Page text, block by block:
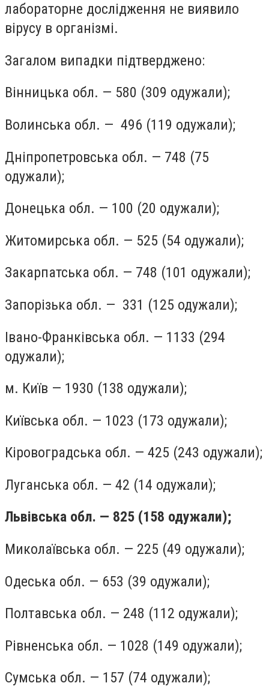
лабораторне дослідження не виявило
вірусу в організмі.
Загалом випадки підтверджено:
Вінницька обл. — 580 (309 одужали);
Волинська обл. — 496 (119 одужали);
Дніпропетровська обл. — 748 (75
одужали);
Донецька обл. — 100 (20 одужали);
Житомирська обл. — 525 (54 одужали);
Закарпатська обл. — 748 (101 одужали);
Запорізька обл. — 331 (125 одужали);
Івано-Франківська обл. — 1133 (294
одужали);
м. Київ — 1930 (138 одужали);
Київська обл. — 1023 (173 одужали);
Кіровоградська обл. — 425 (243 одужали);
Луганська обл. — 42 (14 одужали);
Львівська обл. — 825 (158 одужали);
Миколаївська обл. — 225 (49 одужали);
Одеська обл. — 653 (39 одужали);
Полтавська обл. — 248 (112 одужали);
Рівненська обл. — 1028 (149 одужали);
Сумська обл. — 157 (74 одужали);